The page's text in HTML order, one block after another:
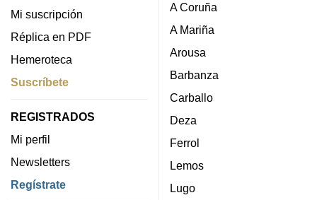
Mi suscripción
Réplica en PDF
Hemeroteca
Suscríbete
REGISTRADOS
Mi perfil
Newsletters
Regístrate
A Coruña
A Mariña
Arousa
Barbanza
Carballo
Deza
Ferrol
Lemos
Lugo